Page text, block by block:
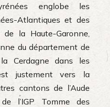
englobe les
Atlantiques et des
la Haute-Garonne,
du département de
Cerdagne dans les
justement vers la
cantons de l’Aude
l’IGP Tomme des